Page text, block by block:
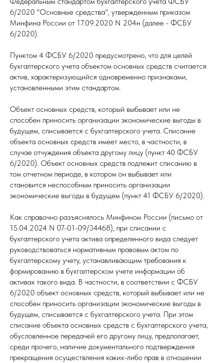
6/2020 "Основные средства", утвержденным приказом
Минфина России от 17.09.2020 N 204н (далее - ФСБУ
6/2020).
Пунктом 4 ФСБУ 6/2020 предусмотрено, что для целей
бухгалтерского учета объектом основных средств считается
актив, характеризующийся одновременно признаками,
установленными этим стандартом.
Объект основных средств, который выбывает или не
способен приносить организации экономические выгоды в
будущем, списывается с бухгалтерского учета. Списание
объекта основных средств имеет место, в частности, в
случае отчуждения объекта другому лицу (пункт 40 ФСБУ
6/2020). Объект основных средств подлежит списанию в
том отчетном периоде, в котором он выбывает или
становится неспособным приносить организации
экономические выгоды в будущем (пункт 41 ФСБУ 6/2020).
Как справочно разъяснялось Минфином России (письмо от
15.04.2024 N 07-01-09/34468), при списании с
бухгалтерского учета актива определенного вида следует
руководствоваться нормативным правовым актом по
бухгалтерскому учету, устанавливающим требования к
формированию в бухгалтерском учете информации об
активах такого вида. В частности, в соответствии с ФСБУ
6/2020 объект основных средств, который выбывает или не
способен приносить организации экономические выгоды в
будущем, списывается с бухгалтерского учета. При этом
списание объекта основных средств с бухгалтерского учета,
обусловленное передачей его другому лицу, предполагает,
среди прочего, наличие документального подтверждения
прекращения осуществления каких-либо прав в отношении